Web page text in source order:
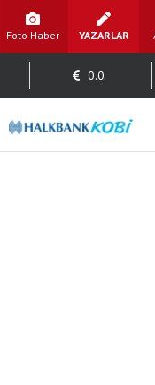
Foto Haber YAZARLAR
0.0